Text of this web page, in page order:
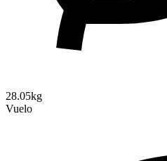
28.05kg
Vuelo